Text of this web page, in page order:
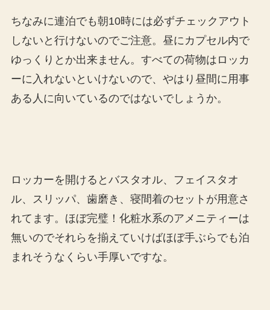
ちなみに連泊でも朝10時には必ずチェックアウト
しないと行けないのでご注意。昼にカプセル内で
ゆっくりとか出来ません。すべての荷物はロッカ
ーに入れないといけないので、やはり昼間に用事
ある人に向いているのではないでしょうか。
ロッカーを開けるとバスタオル、フェイスタオ
ル、スリッパ、歯磨き、寝間着のセットが用意さ
れてます。ほぼ完璧！化粧水系のアメニティーは
無いのでそれらを揃えていけばほぼ手ぶらでも泊
まれそうなくらい手厚いですな。